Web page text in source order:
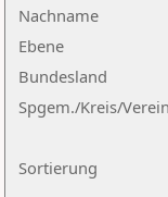
Nachname
Ebene
Sortierung
Bundesland
Spgem./Kreis/Verein